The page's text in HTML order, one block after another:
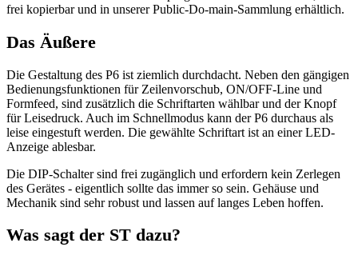
frei kopierbar und in unserer Public-Do-main-Sammlung erhältlich.
Das Äußere
Die Gestaltung des P6 ist ziemlich durchdacht. Neben den gängigen
Bedienungsfunktionen für Zeilenvorschub, ON/OFF-Line und
Formfeed, sind zusätzlich die Schriftarten wählbar und der Knopf
für Leisedruck. Auch im Schnellmodus kann der P6 durchaus als
leise eingestuft werden. Die gewählte Schriftart ist an einer LED-
Anzeige ablesbar.
Die DIP-Schalter sind frei zugänglich und erfordern kein Zerlegen
des Gerätes - eigentlich sollte das immer so sein. Gehäuse und
Mechanik sind sehr robust und lassen auf langes Leben hoffen.
Was sagt der ST dazu?